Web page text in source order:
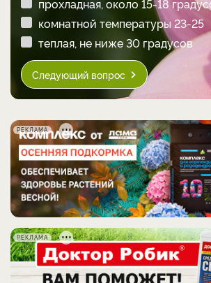
прохладная, около 15-18
комнатной температуры 23-25
теплая, не ниже 30 градусов
Следующий вопрос
РЕКЛАМА
РЕКЛАМА